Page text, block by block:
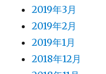
2019年3月
2019年2月
2019年1月
2018年12月